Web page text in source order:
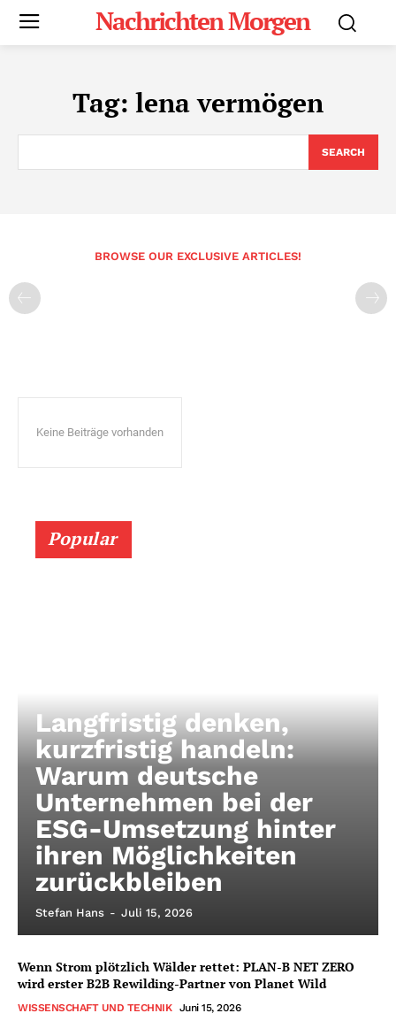
Nachrichten Morgen
Tag: lena vermögen
SEARCH
BROWSE OUR EXCLUSIVE ARTICLES!
Keine Beiträge vorhanden
Popular
Langfristig denken,
kurzfristig handeln:
Warum deutsche
Unternehmen bei der
ESG-Umsetzung hinter
ihren Möglichkeiten
zurückbleiben
Stefan Hans - Juli 15, 2026
Wenn Strom plötzlich Wälder rettet: PLAN-B NET ZERO
wird erster B2B Rewilding-Partner von Planet Wild
WISSENSCHAFT UND TECHNIK Juni 15, 2026